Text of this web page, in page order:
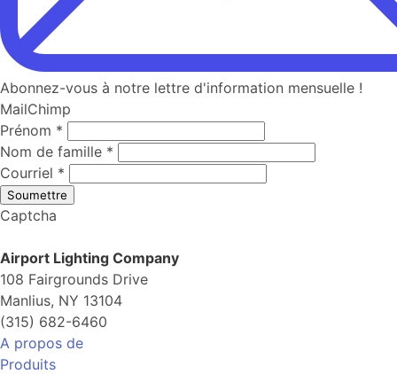
Abonnez-vous à notre lettre d'information mensuelle !
MailChimp
Prénom *
Nom de famille *
Courriel *
Soumettre
Captcha
Airport Lighting Company
108 Fairgrounds Drive
Manlius, NY 13104
(315) 682-6460
A propos de
Produits